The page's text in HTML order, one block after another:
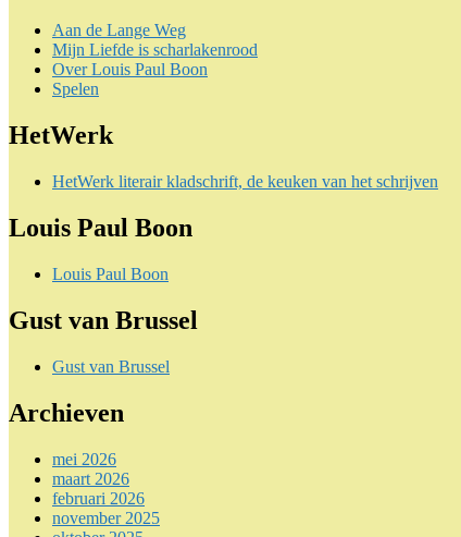
Aan de Lange Weg
Mijn Liefde is scharlakenrood
Over Louis Paul Boon
Spelen
HetWerk
HetWerk literair kladschrift, de keuken van het schrijven
Louis Paul Boon
Louis Paul Boon
Gust van Brussel
Gust van Brussel
Archieven
mei 2026
maart 2026
februari 2026
november 2025